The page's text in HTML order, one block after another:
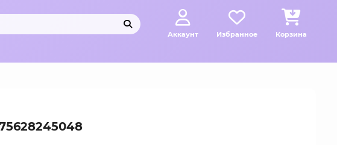
Аккаунт Избранное Корзина